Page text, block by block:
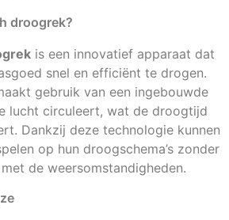
droogrek?
is een innovatief apparaat dat
snel en efficiënt te drogen.
gebruik van een ingebouwde
lucht circuleert, wat de droogtijd
Dankzij deze technologie kunnen
op hun droogschema’s zonder
de weersomstandigheden.